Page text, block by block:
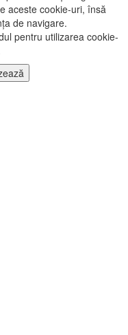
aceste cookie-uri, însă
de navigare.
pentru utilizarea cookie-